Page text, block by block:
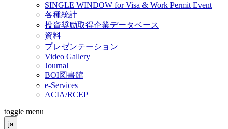
SINGLE WINDOW for Visa & Work Permit Event
各種統計
投資奨励取得企業データベース
資料
プレゼンテーション
Video Gallery
Journal
BOI図書館
e-Services
ACIA/RCEP
toggle menu
ja